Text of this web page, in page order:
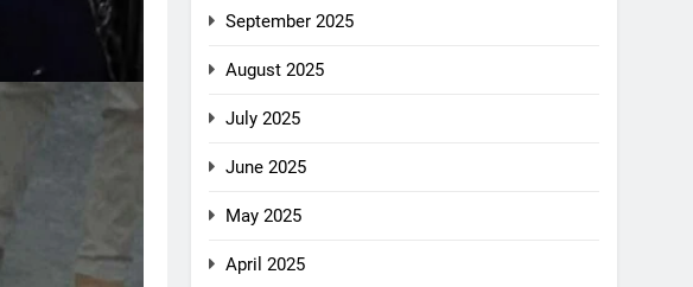
September 2025
August 2025
July 2025
June 2025
May 2025
April 2025